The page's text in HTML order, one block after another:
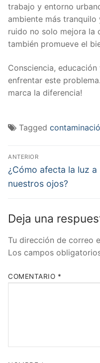
trabajo y entorno
ambiente más
ruido no solo mejora la
también promueve el
Consciencia,
enfrentar este
marca la diferencia!
Tagged
Navegación
de
entradas
ANTERIOR
Previous
post:
¿Cómo afecta la luz a
nuestros ojos?
Deja una
Tu dirección de correo
Los campos
COMENTARIO *